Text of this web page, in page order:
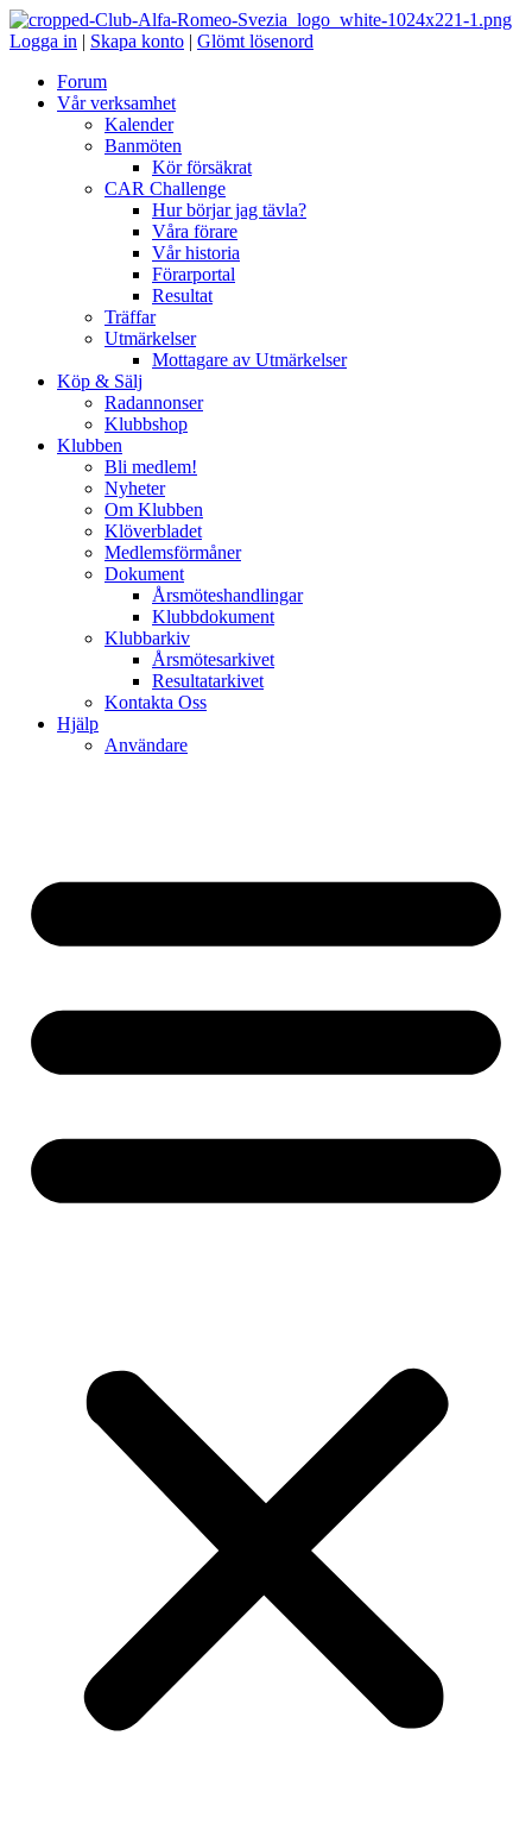
Logga in | Skapa konto | Glömt lösenord
Forum
Vår verksamhet
Kalender
Banmöten
Kör försäkrat
CAR Challenge
Hur börjar jag tävla?
Våra förare
Vår historia
Förarportal
Resultat
Träffar
Utmärkelser
Mottagare av Utmärkelser
Köp & Sälj
Radannonser
Klubbshop
Klubben
Bli medlem!
Nyheter
Om Klubben
Klöverbladet
Medlemsförmåner
Dokument
Årsmöteshandlingar
Klubbdokument
Klubbarkiv
Årsmötesarkivet
Resultatarkivet
Kontakta Oss
Hjälp
Användare